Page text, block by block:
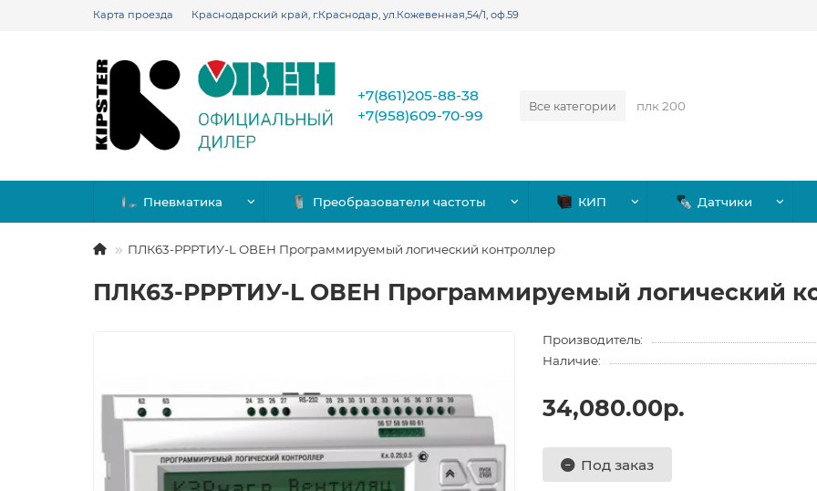
Карта проезда Краснодарский край, г.Краснодар, ул.Кожевенная,54/1, оф.59
Все категории
+7(861)205-88-38
+7(958)609-70-99
Пневматика Преобразователи частоты КИП Датчики
ПЛК63-РРРТИУ-L ОВЕН Программируемый логический контроллер
ПЛК63-РРРТИУ-L ОВЕН Программируемый логический
Производитель:
Наличие:
34,080.00р.
Под заказ